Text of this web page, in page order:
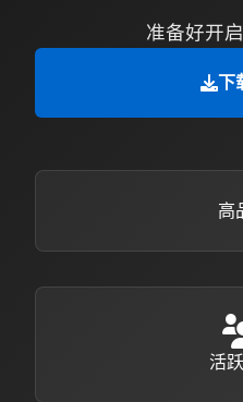
准备好开
下
高
活